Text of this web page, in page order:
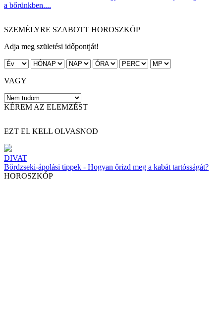
a bőrünkben....
SZEMÉLYRE SZABOTT HOROSZKÓP
Adja meg születési időpontját!
VAGY
KÉREM AZ ELEMZÉST
EZT EL KELL OLVASNOD
DIVAT
Bőrdzseki-ápolási tippek - Hogyan őrizd meg a kabát tartósságát?
HOROSZKÓP